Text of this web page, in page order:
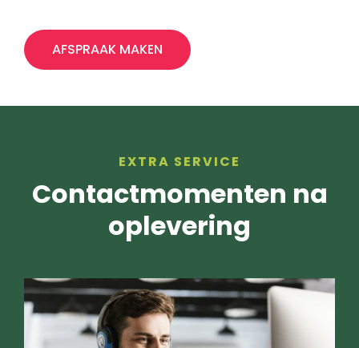
AFSPRAAK MAKEN
EXTRA SERVICE
Contactmomenten na
oplevering